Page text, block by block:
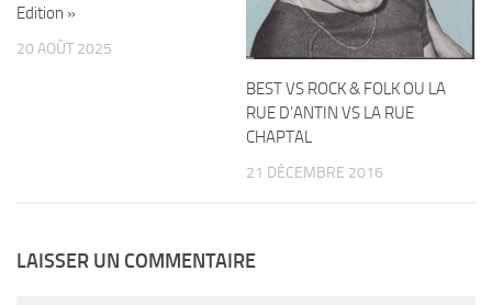
Edition »
20 AOÛT 2025
BEST VS ROCK & FOLK OU LA
RUE D’ANTIN VS LA RUE
CHAPTAL
21 DÉCEMBRE 2016
LAISSER UN COMMENTAIRE